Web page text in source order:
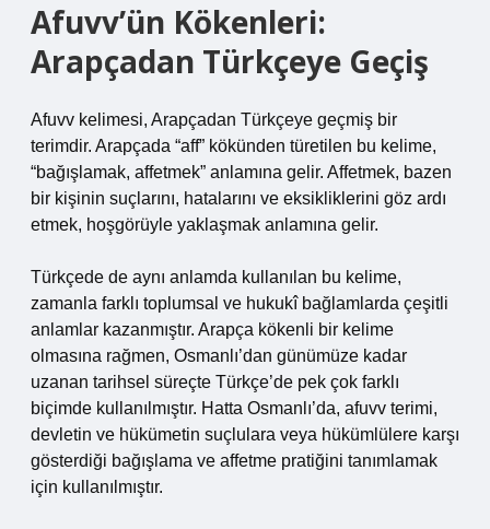
Afuvv’ün Kökenleri:
Arapçadan Türkçeye Geçiş
Afuvv kelimesi, Arapçadan Türkçeye geçmiş bir
terimdir. Arapçada “aff” kökünden türetilen bu kelime,
“bağışlamak, affetmek” anlamına gelir. Affetmek, bazen
bir kişinin suçlarını, hatalarını ve eksikliklerini göz ardı
etmek, hoşgörüyle yaklaşmak anlamına gelir.
Türkçede de aynı anlamda kullanılan bu kelime,
zamanla farklı toplumsal ve hukukî bağlamlarda çeşitli
anlamlar kazanmıştır. Arapça kökenli bir kelime
olmasına rağmen, Osmanlı’dan günümüze kadar
uzanan tarihsel süreçte Türkçe’de pek çok farklı
biçimde kullanılmıştır. Hatta Osmanlı’da, afuvv terimi,
devletin ve hükümetin suçlulara veya hükümlülere karşı
gösterdiği bağışlama ve affetme pratiğini tanımlamak
için kullanılmıştır.